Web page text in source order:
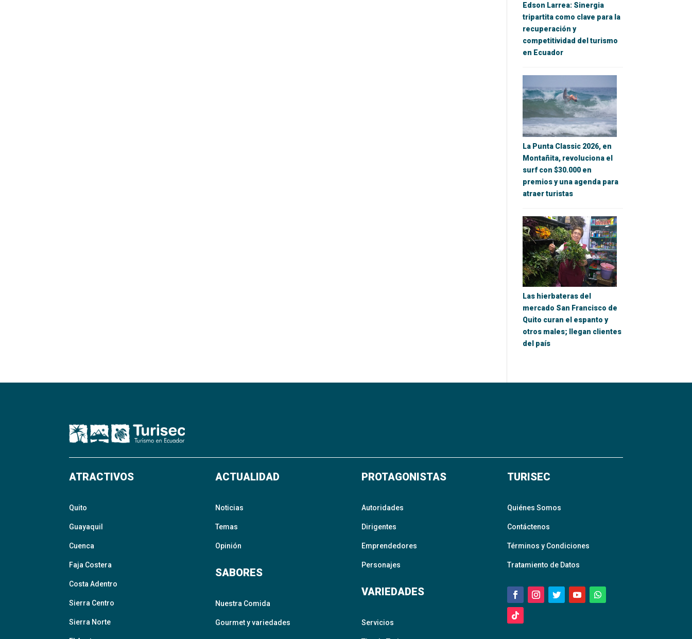
Edson Larrea: Sinergia
tripartita como clave para la
recuperación y
competitividad del turismo
en Ecuador
La Punta Classic 2026, en
Montañita, revoluciona el
surf con $30.000 en
premios y una agenda para
atraer turistas
Las hierbateras del
mercado San Francisco de
Quito curan el espanto y
otros males; llegan clientes
del país
ATRACTIVOS
Quito
Guayaquil
Cuenca
Faja Costera
Costa Adentro
Sierra Centro
Sierra Norte
ACTUALIDAD
Noticias
Temas
Opinión
SABORES
Nuestra Comida
Gourmet y variedades
PROTAGONISTAS
Autoridades
Dirigentes
Emprendedores
Personajes
VARIEDADES
Servicios
TURISEC
Quiénes Somos
Contáctenos
Términos y Condiciones
Tratamiento de Datos